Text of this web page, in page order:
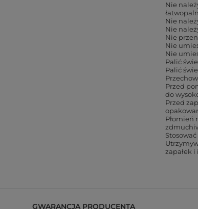
Nie
Nie
Nie
Nie
Nie
Nie
Palić
Palić
Przed
do
Przed
Płomień
zapałek
GWARANCJA PRODUCENTA